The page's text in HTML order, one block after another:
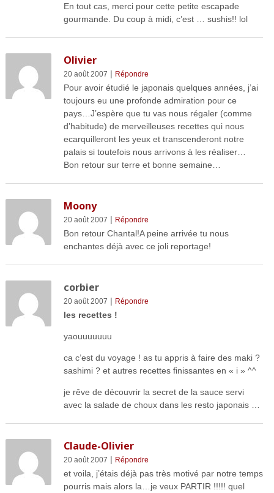
En tout cas, merci pour cette petite escapade
gourmande. Du coup à midi, c’est … sushis!! lol
Olivier
20 août 2007 | Répondre
Pour avoir étudié le japonais quelques années, j’ai
toujours eu une profonde admiration pour ce
pays…J’espère que tu vas nous régaler (comme
d’habitude) de merveilleuses recettes qui nous
ecarquilleront les yeux et transcenderont notre
palais si toutefois nous arrivons à les réaliser…
Bon retour sur terre et bonne semaine…
Moony
20 août 2007 | Répondre
Bon retour Chantal!A peine arrivée tu nous
enchantes déjà avec ce joli reportage!
corbier
20 août 2007 | Répondre
les recettes !
yaouuuuuuu
ca c’est du voyage ! as tu appris à faire des maki ?
sashimi ? et autres recettes finissantes en « i » ^^
je rêve de découvrir la secret de la sauce servi
avec la salade de choux dans les resto japonais …
Claude-Olivier
20 août 2007 | Répondre
et voila, j’étais déjà pas très motivé par notre temps
pourris mais alors la…je veux PARTIR !!!!! quel